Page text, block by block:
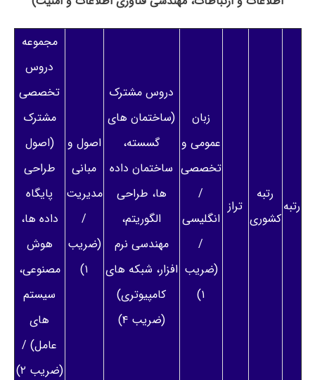
رتبه
رتبه
کشوری
تراز
زبان
عمومی و
تخصصی
/
انگلیسی
/
(ضریب
۱)
دروس مشترک
(ساختمان های
گسسته،
ساختمان داده
ها، طراحی
الگوریتم،
مهندسی نرم
افزار، شبکه های
کامپیوتری)
(ضریب ۴)
اصول و
مبانی
مدیریت
/
(ضریب
۱)
مجموعه
دروس
تخصصی
مشترک
(اصول
طراحی
پایگاه
داده ها،
هوش
مصنوعی،
سیستم
های
عامل) /
(ضریب ۲)